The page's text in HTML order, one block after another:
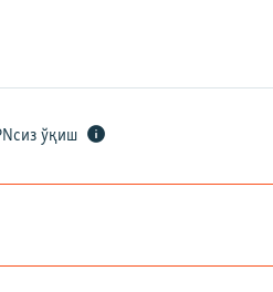
ўқиш